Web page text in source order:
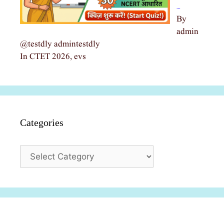
…
By
admin
@testdly admintestdly
In CTET 2026, evs
Categories